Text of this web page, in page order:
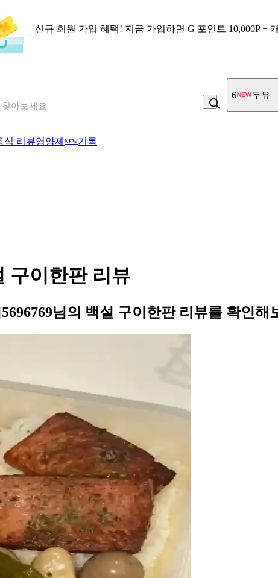
신규 회원 가입 혜택! 지금 가입하면 G 포인트 10,000P +
색해보세요
아보세요
6 두유
식 리뷰영양제 NEW기록
구이한판 리뷰
님의 백설 구이한판 리뷰를 확인해